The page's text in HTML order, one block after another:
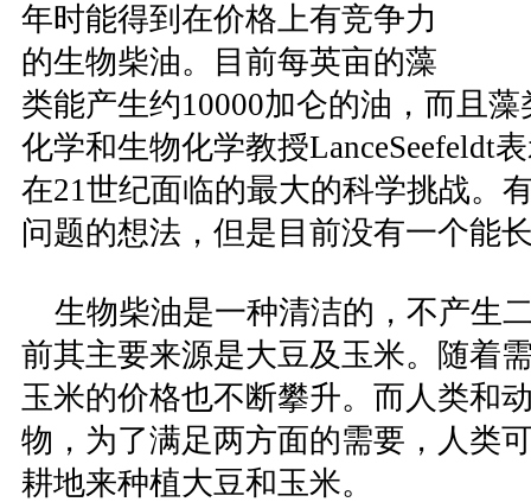
年时能得到在价格上有竞争力
的生物柴油。目前每英亩的藻
类能产生约10000加仑的油，而且
化学和生物化学教授LanceSeefeldt
在21世纪面临的最大的科学挑战。
问题的想法，但是目前没有一个能
生物柴油是一种清洁的，不产生
前其主要来源是大豆及玉米。随着
玉米的价格也不断攀升。而人类和
物，为了满足两方面的需要，人类
耕地来种植大豆和玉米。